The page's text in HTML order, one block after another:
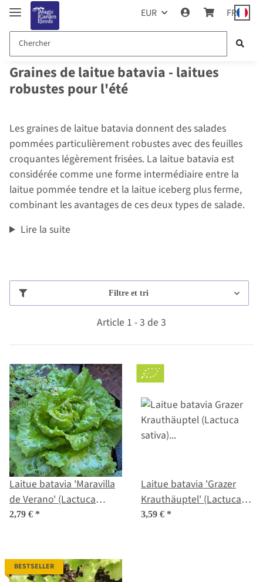
EUR FR
Graines de laitue batavia - laitues
robustes pour l'été
Les graines de laitue batavia donnent des salades
pommées particulièrement robustes avec des feuilles
croquantes légèrement frisées. La laitue batavia est
considérée comme une forme intermédiaire entre la
laitue pommée tendre et la laitue iceberg plus ferme,
combinant les avantages de ces deux types de salade.
Lire la suite
Filtre et tri
Article 1 - 3 de 3
Laitue batavia 'Maravilla
de Verano' (Lactuca
sativa) graines
2,79 € *
Laitue batavia 'Grazer
Krauthäuptel' (Lactuca
sativa) bio semences
3,59 € *
BESTSELLER